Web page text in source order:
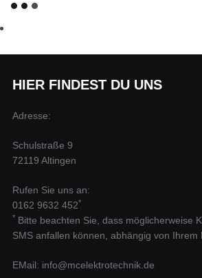
HIER FINDEST DU UNS
Adresse:
Schulstraße 9
72119 Altingen
Rufen Sie uns an:
0162 9632 452*
*Bitte beachten Sie, dass möglicherweise
SMS anfallen können, abhängig von Ihrem
EMail: info@mcelektrotechnik.de